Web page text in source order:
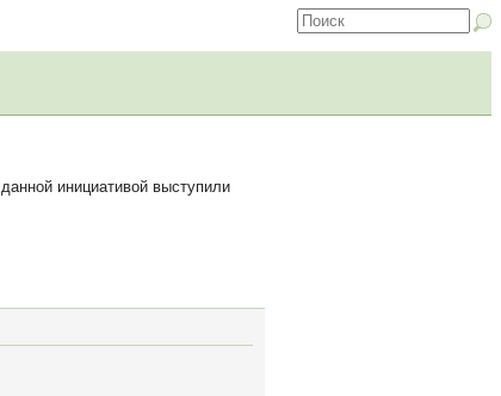
инициативой выступили